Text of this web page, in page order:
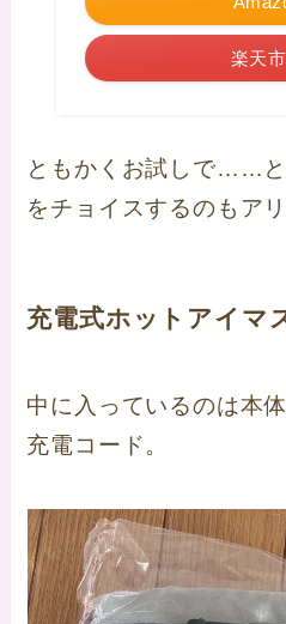
楽天
ともかくお試しで……
をチョイスするのもア
充電式ホットアイマ
中に入っているのは本
充電コード。